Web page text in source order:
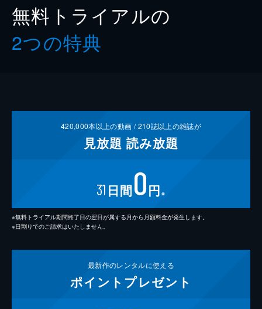
無料トライアルの
2つの特典
420,000本以上の動画 /210誌以上の雑誌が
見放題 読み放題
31 日間0円 ※
※無料トライアル期間終了日の翌日が属する月から月額料金が発生します。
※日割りでのご請求はいたしません。
最新作のレンタルに使える
ポイント プレゼント